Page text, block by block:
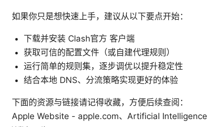
如果你只是想快速上手，建议从以下要点开始：
下载并安装 Clash官方 客户端
获取可信的配置文件（或自建代理规则）
运行简单的规则集，逐步调优以提升稳定性
结合本地 DNS、分流策略实现更好的体验
下面的资源与链接请记得收藏，方便后续查阅：
Apple Website - apple.com、Artificial Intelligence